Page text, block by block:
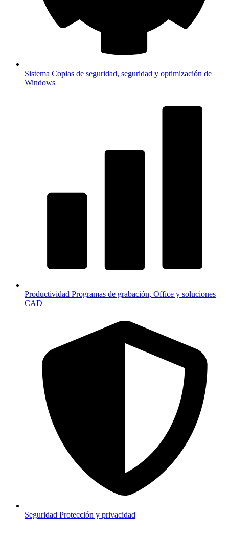
Sistema Copias de seguridad, seguridad y optimización de
Windows
Productividad Programas de grabación, Office y soluciones
CAD
Seguridad Protección y privacidad